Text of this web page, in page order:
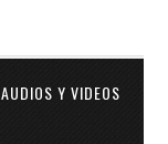
AUDIOS Y VIDEOS